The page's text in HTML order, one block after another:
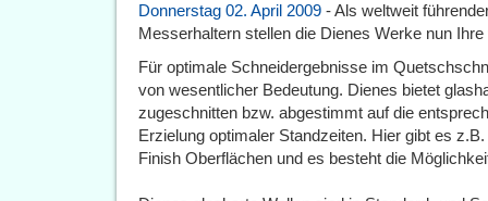
Donnerstag 02. April 2009 - Als weltweit
Messerhaltern stellen die Dienes Werke nun
Für optimale Schneidergebnisse im
von wesentlicher Bedeutung. Dienes bietet
zugeschnitten bzw. abgestimmt auf die
Erzielung optimaler Standzeiten. Hier gibt es
Finish Oberflächen und es besteht die